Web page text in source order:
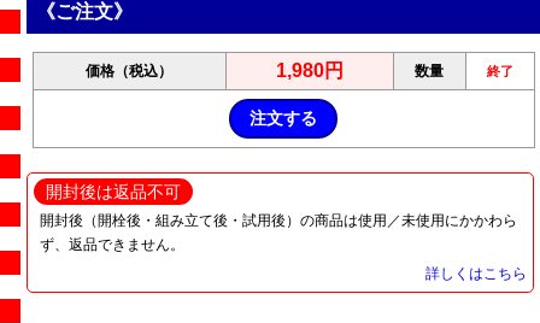
《ご注文》
価格（税込） 1,980円 数量 終了
開封後は返品不可
開封後（開栓後・組み立て後・試用後）の商品は使用／未使用にかかわら
ず、返品できません。
詳しくはこちら